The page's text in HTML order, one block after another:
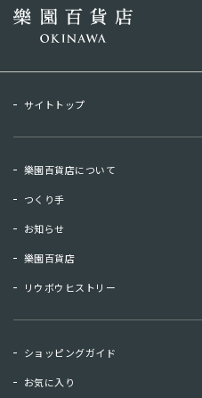
サイトトップ
樂園百貨店について
つくり手
お知らせ
樂園百貨店
リウボウヒストリー
ショッピングガイド
お気に入り